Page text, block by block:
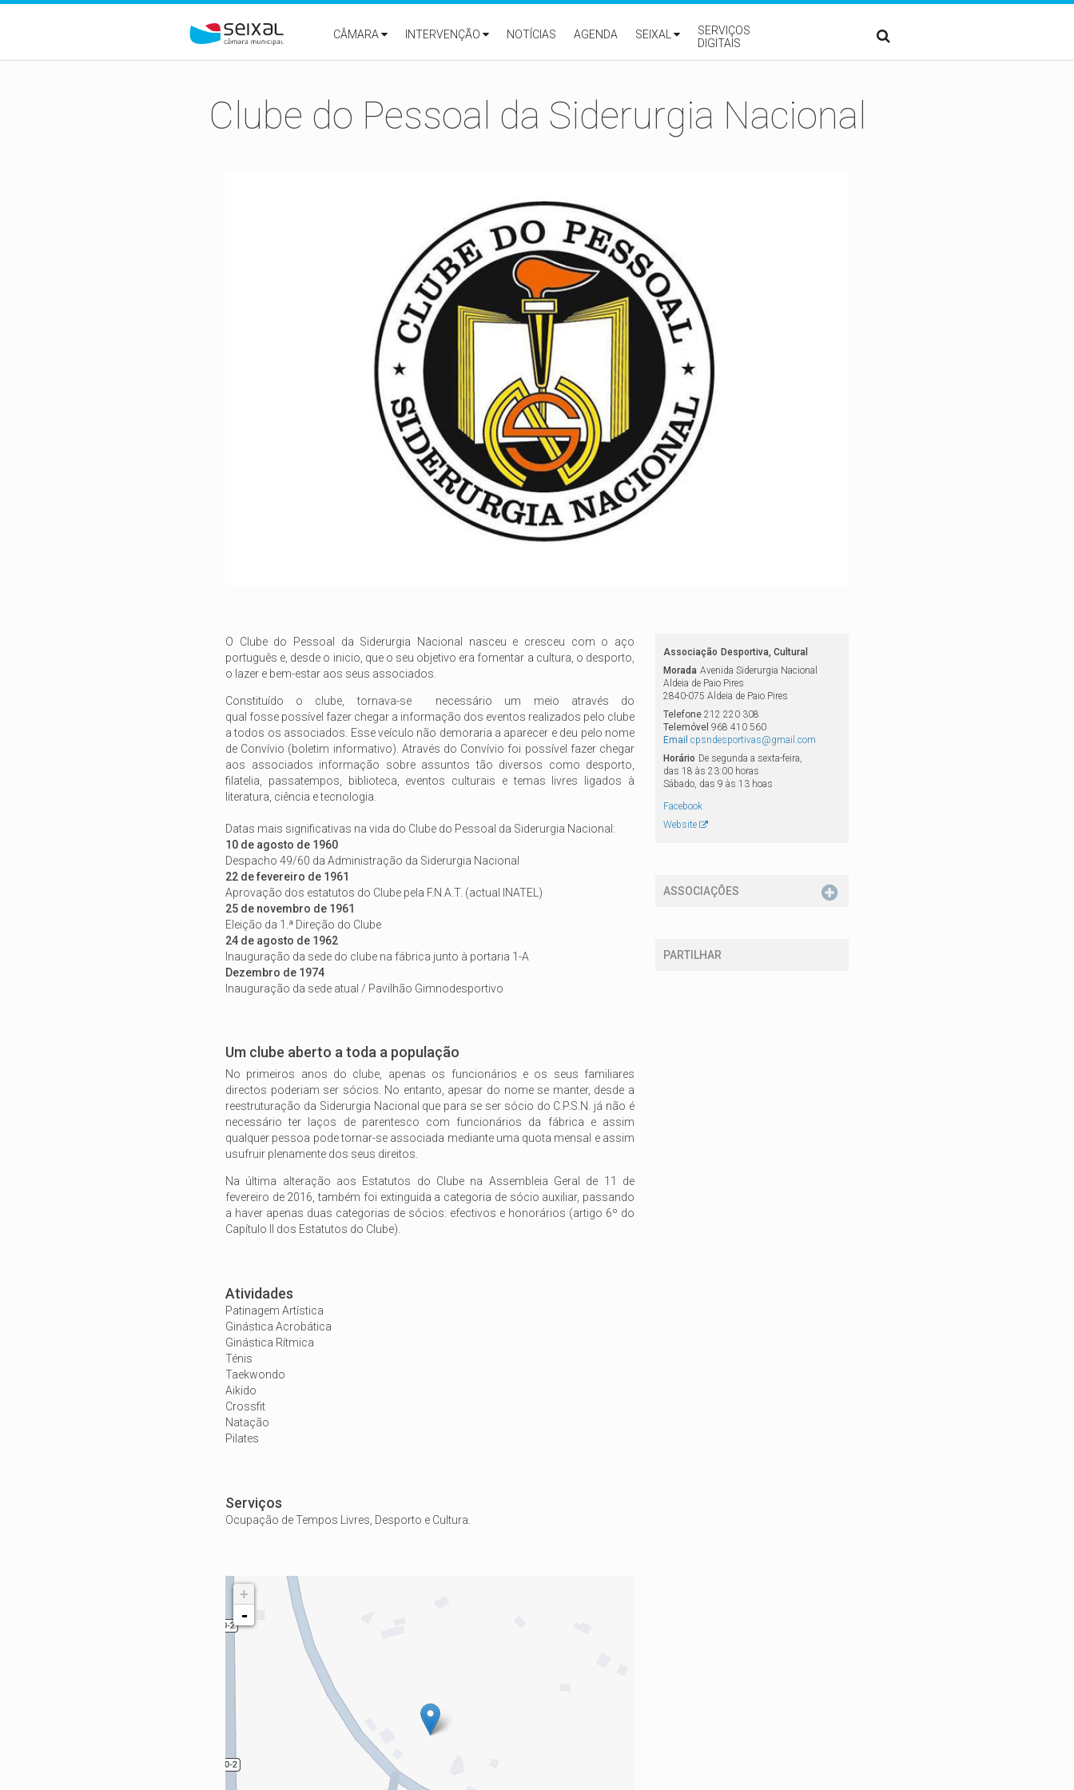
CÂMARA
INTERVENÇÃO NOTÍCIAS AGENDA SEIXAL
SERVIÇOS
DIGITAIS
Clube do Pessoal da Siderurgia Nacional
O Clube do Pessoal da Siderurgia Nacional nasceu e cresceu com o aço
português e, desde o inicio, que o seu objetivo era fomentar a cultura, o desporto,
o lazer e bem-estar aos seus associados.
Constituído o clube, tornava-se necessário um meio através do
qual fosse possível fazer chegar a informação dos eventos realizados pelo clube
a todos os associados. Esse veículo não demoraria a aparecer e deu pelo nome
de Convívio (boletim informativo). Através do Convívio foi possível fazer chegar
aos associados informação sobre assuntos tão diversos como desporto,
filatelia, passatempos, biblioteca, eventos culturais e temas livres ligados à
literatura, ciência e tecnologia.
Datas mais significativas na vida do Clube do Pessoal da Siderurgia Nacional:
10 de agosto de 1960
Despacho 49/60 da Administração da Siderurgia Nacional
22 de fevereiro de 1961
Aprovação dos estatutos do Clube pela F.N.A.T. (actual INATEL)
25 de novembro de 1961
Eleição da 1.ª Direção do Clube
24 de agosto de 1962
Inauguração da sede do clube na fábrica junto à portaria 1-A
Dezembro de 1974
Inauguração da sede atual / Pavilhão Gimnodesportivo
Um clube aberto a toda a população
No primeiros anos do clube, apenas os funcionários e os seus familiares
directos poderiam ser sócios. No entanto, apesar do nome se manter, desde a
reestruturação da Siderurgia Nacional que para se ser sócio do C.P.S.N. já não é
necessário ter laços de parentesco com funcionários da fábrica e assim
qualquer pessoa pode tornar-se associada mediante uma quota mensal e assim
usufruir plenamente dos seus direitos.
Na última alteração aos Estatutos do Clube na Assembleia Geral de 11 de
fevereiro de 2016, também foi extinguida a categoria de sócio auxiliar, passando
a haver apenas duas categorias de sócios: efectivos e honorários (artigo 6º do
Capítulo II dos Estatutos do Clube).
Atividades
Patinagem Artística
Ginástica Acrobática
Ginástica Rítmica
Ténis
Taekwondo
Aikido
Crossfit
Natação
Pilates
Serviços
Ocupação de Tempos Livres, Desporto e Cultura.
+
-
Associação Desportiva, Cultural
Morada Avenida Siderurgia Nacional
Aldeia de Paio Pires
2840-075 Aldeia de Paio Pires
Telefone212 220 308
Telemóvel 968 410 560
Email cpsndesportivas@gmail.com
Horário De segunda a sexta-feira,
das 18 às 23:00 horas
Sábado, das 9 às 13 hoas
Facebook
Website
ASSOCIAÇÕES
PARTILHAR